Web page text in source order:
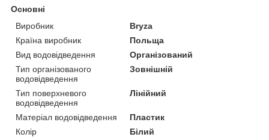
Основні
Виробник
Bryza
Країна виробник
Польща
Вид водовідведення
Організований
Тип організованого
водовідведення
Зовнішній
Тип поверхневого
водовідведення
Лінійний
Матеріал водовідведення
Пластик
Колір
Білий